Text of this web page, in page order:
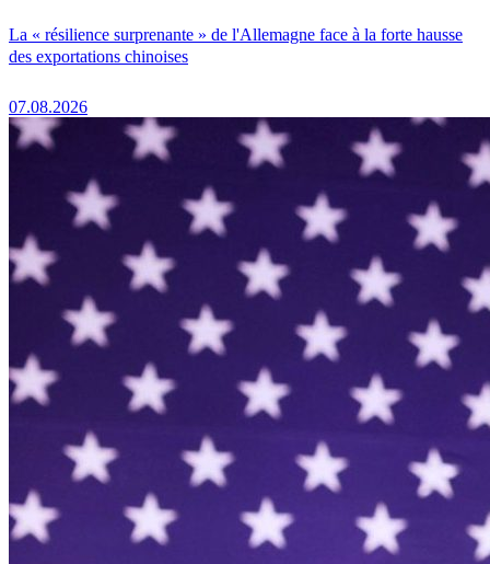
La « résilience surprenante » de l'Allemagne face à la forte hausse
des exportations chinoises
07.08.2026